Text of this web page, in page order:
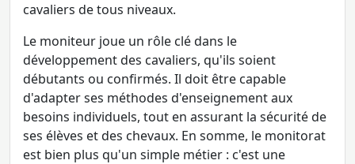
cavaliers de tous niveaux.
Le moniteur joue un rôle clé dans le
développement des cavaliers, qu'ils soient
débutants ou confirmés. Il doit être capable
d'adapter ses méthodes d'enseignement aux
besoins individuels, tout en assurant la sécurité de
ses élèves et des chevaux. En somme, le monitorat
est bien plus qu'un simple métier : c'est une